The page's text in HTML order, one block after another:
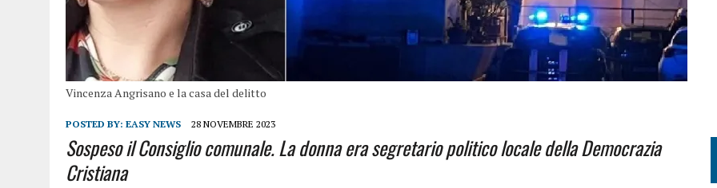
Vincenza Angrisano e la casa del delitto
POSTED BY: EASY NEWS 28 NOVEMBRE 2023
Sospeso il Consiglio comunale. La donna era segretario politico locale della Democrazia
Cristiana